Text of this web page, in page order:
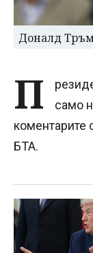
Доналд
П
само
коментарите
БТА.